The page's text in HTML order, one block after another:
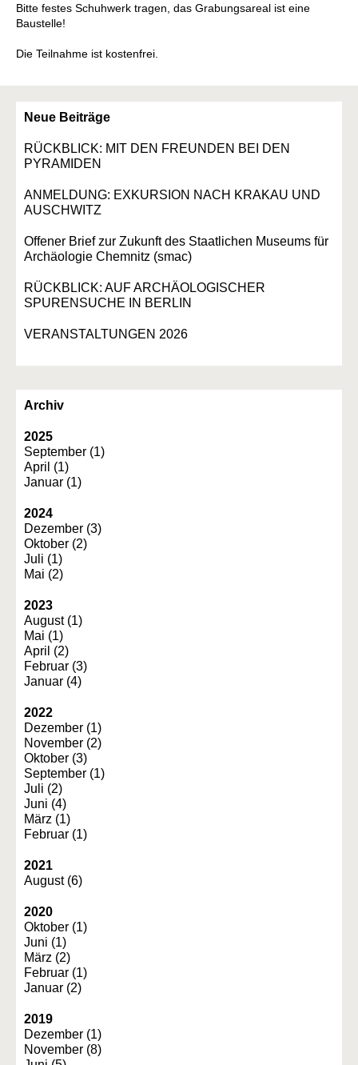
Bitte festes Schuhwerk tragen, das Grabungsareal ist eine
Baustelle!
Die Teilnahme ist kostenfrei.
Neue Beiträge
RÜCKBLICK: MIT DEN FREUNDEN BEI DEN
PYRAMIDEN
ANMELDUNG: EXKURSION NACH KRAKAU UND
AUSCHWITZ
Offener Brief zur Zukunft des Staatlichen Museums für
Archäologie Chemnitz (smac)
RÜCKBLICK: AUF ARCHÄOLOGISCHER
SPURENSUCHE IN BERLIN
VERANSTALTUNGEN 2026
Archiv
2025
September (1)
April (1)
Januar (1)
2024
Dezember (3)
Oktober (2)
Juli (1)
Mai (2)
2023
August (1)
Mai (1)
April (2)
Februar (3)
Januar (4)
2022
Dezember (1)
November (2)
Oktober (3)
September (1)
Juli (2)
Juni (4)
März (1)
Februar (1)
2021
August (6)
2020
Oktober (1)
Juni (1)
März (2)
Februar (1)
Januar (2)
2019
Dezember (1)
November (8)